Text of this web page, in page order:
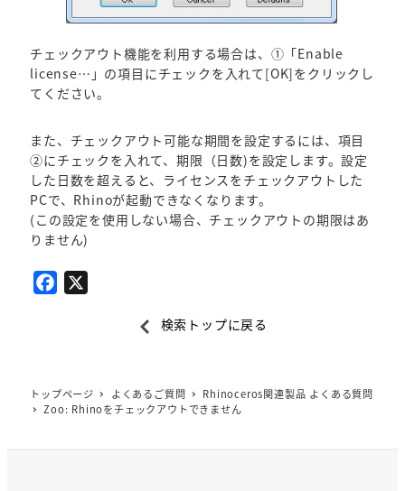
チェックアウト機能を利用する場合は、①「Enable
license…」の項目にチェックを入れて[OK]をクリックし
てください。
また、チェックアウト可能な期間を設定するには、項目
②にチェックを入れて、期限（日数)を設定します。設定
した日数を超えると、ライセンスをチェックアウトした
PCで、Rhinoが起動できなくなります。
(この設定を使用しない場合、チェックアウトの期限はあ
りません)
o
検索トップに戻る
トップページ よくあるご質問
Rhinoceros関連製品 よくある質問
Zoo: Rhinoをチェックアウトできません